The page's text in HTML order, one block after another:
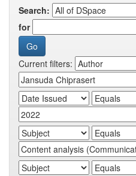
Search:
for
Current filters: